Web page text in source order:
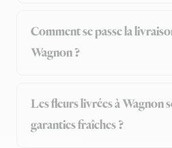
Comment se passe la
Wagnon ?
Les fleurs livrées à Wagnon
garanties fraîches ?